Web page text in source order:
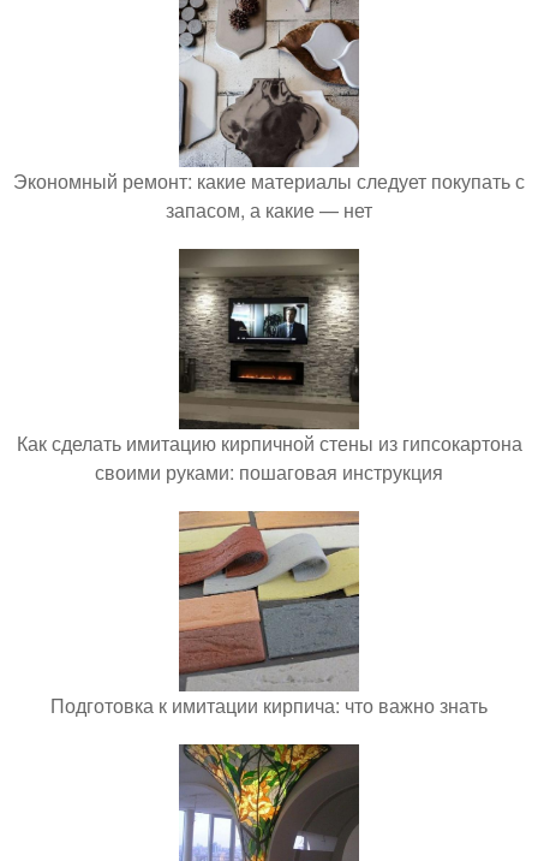
Экономный ремонт: какие материалы следует покупать с
запасом, а какие — нет
Как сделать имитацию кирпичной стены из гипсокартона
своими руками: пошаговая инструкция
Подготовка к имитации кирпича: что важно знать